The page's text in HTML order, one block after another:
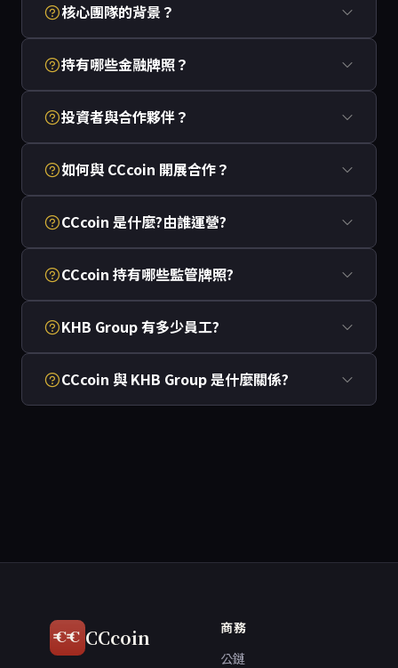
核心團隊的背景？
持有哪些金融牌照？
投資者與合作夥伴？
如何與 CCcoin 開展合作？
CCcoin 是什麼?由誰運營?
CCcoin 持有哪些監管牌照?
KHB Group 有多少員工?
CCcoin 與 KHB Group 是什麼關係?
CCcoin
商務
公鏈